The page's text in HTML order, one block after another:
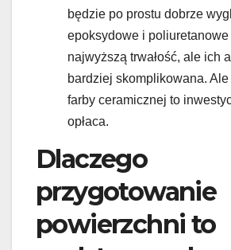
będzie po prostu dobrze
epoksydowe i
najwyższą trwałość, ale ich
bardziej skomplikowana. Ale
farby ceramicznej to
opłaca.
Dlaczego
przygotowanie
powierzchni to